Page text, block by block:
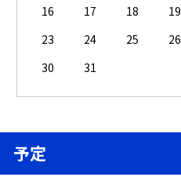
16
17 18 19
23
24 25 26
30
31
予定